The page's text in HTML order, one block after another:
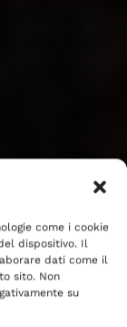
come i cookie
dispositivo. Il
dati come il
sito. Non
su